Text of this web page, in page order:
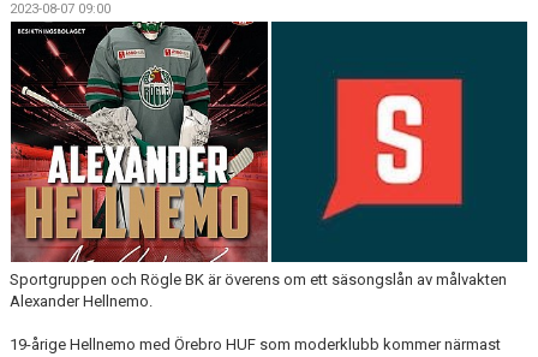
2023-08-07 09:00
Sportgruppen och Rögle BK är överens om ett säsongslån av målvakten
Alexander Hellnemo.
19-årige Hellnemo med Örebro HUF som moderklubb kommer närmast